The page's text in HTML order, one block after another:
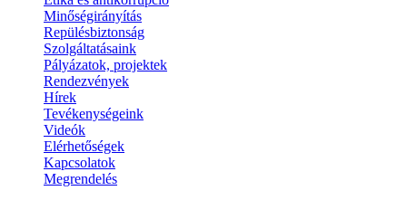
Minőségirányítás
Repülésbiztonság
Szolgáltatásaink
Pályázatok, projektek
Rendezvények
Hírek
Tevékenységeink
Videók
Elérhetőségek
Kapcsolatok
Megrendelés